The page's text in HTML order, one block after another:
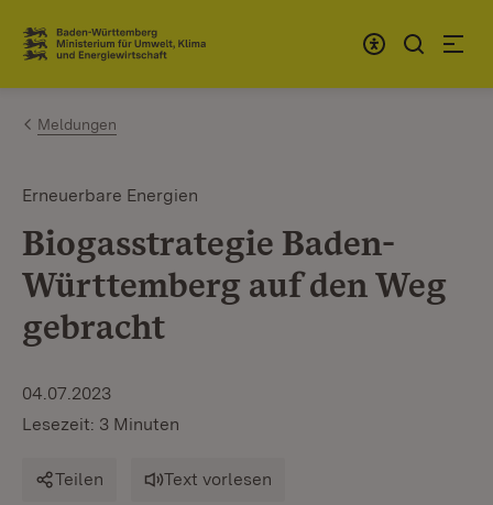
Zum Inhalt springen
Link zur Startseite
Meldungen
Erneuerbare Energien
Biogasstrategie Baden-
Württemberg auf den Weg
gebracht
04.07.2023
Lesezeit: 3 Minuten
Teilen Text vorlesen